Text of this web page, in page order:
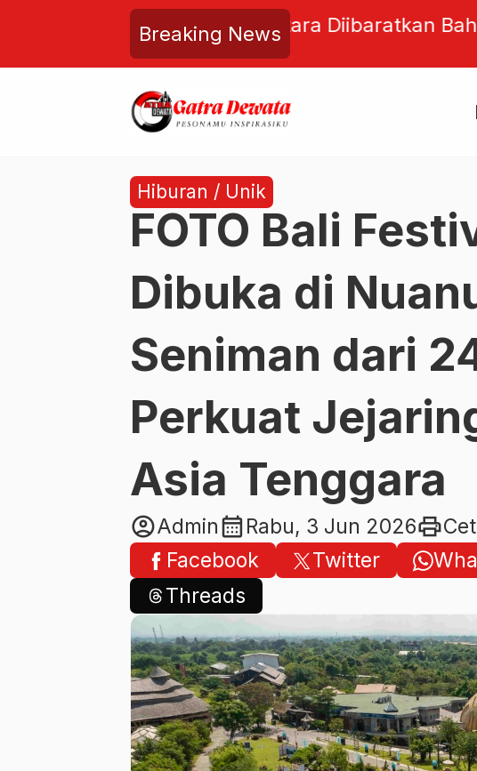
Breaking News
Bahtera Penyelamat,
di Tengah Krisis
Empati Anak
Hiburan / Unik
FOTO Bali
Dibuka di
Seniman dari
Perkuat
Asia Tenggara
account_circleAdmincalendar_monthRabu, 3 Jun 2026print
Facebook
Twitter
Threads